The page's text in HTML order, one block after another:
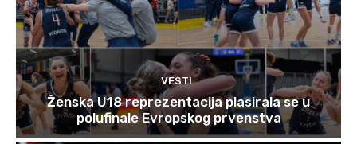
VESTI
Ženska U18 reprezentacija plasirala se u
polufinale Evropskog prvenstva